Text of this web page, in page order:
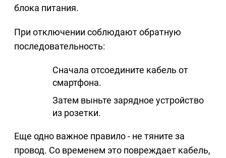
блока питания.
При отключении соблюдают обратную
последовательность:
Сначала отсоедините кабель от
смартфона.
Затем выньте зарядное устройство
из розетки.
Еще одно важное правило - не тяните за
провод. Со временем это повреждает кабель,